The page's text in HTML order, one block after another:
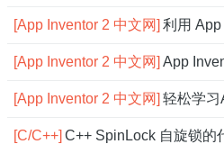
[App Inventor 2 中文网]
[App Inventor 2 中文网]
[App Inventor 2 中文网]
[C/C++] C++ SpinLock 自旋锁的